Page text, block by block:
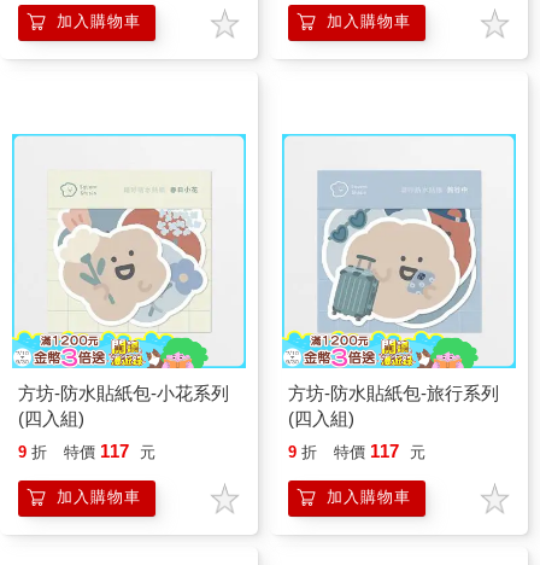
加入購物車 加入購物車
方坊-防水貼紙包-小花系列
(四入組)
9 折 特價 117 元
加入購物車
方坊-防水貼紙包-旅行系列
(四入組)
9 折 特價 117 元
加入購物車